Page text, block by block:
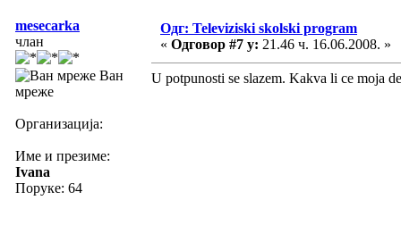
mesecarka
члан
Ван
мреже
Организација:
Име и презиме:
Ivana
Поруке: 64
Одг: Televiziski skolski program
« Одговор #7 у: 21.46 ч. 16.06.2008. »
U potpunosti se slazem. Kakva li ce moja